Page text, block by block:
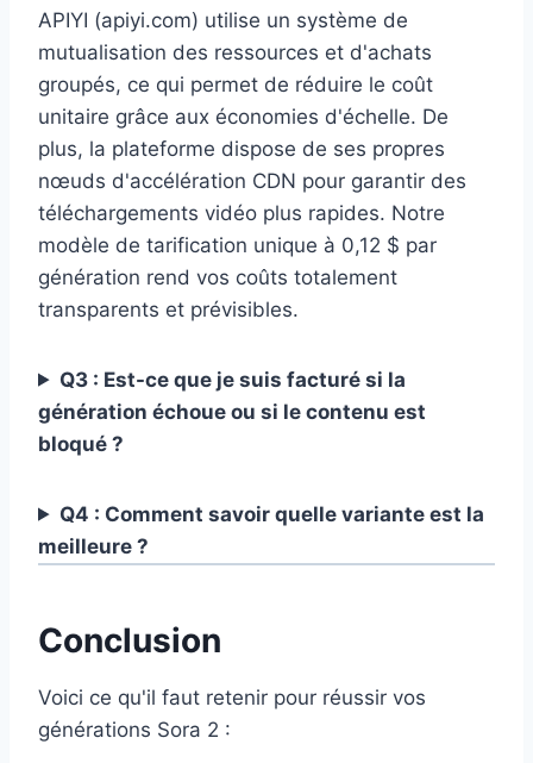
APIYI (apiyi.com) utilise un système de
mutualisation des ressources et d'achats
groupés, ce qui permet de réduire le coût
unitaire grâce aux économies d'échelle. De
plus, la plateforme dispose de ses propres
nœuds d'accélération CDN pour garantir des
téléchargements vidéo plus rapides. Notre
modèle de tarification unique à 0,12 $ par
génération rend vos coûts totalement
transparents et prévisibles.
Q3 : Est-ce que je suis facturé si la
génération échoue ou si le contenu est
bloqué ?
Q4 : Comment savoir quelle variante est la
meilleure ?
Conclusion
Voici ce qu'il faut retenir pour réussir vos
générations Sora 2 :